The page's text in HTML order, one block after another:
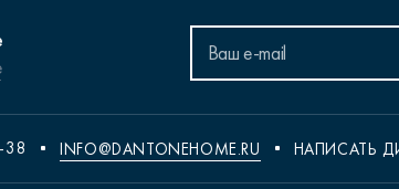
38 INFO@DANTONEHOME.RU НАПИСАТЬ